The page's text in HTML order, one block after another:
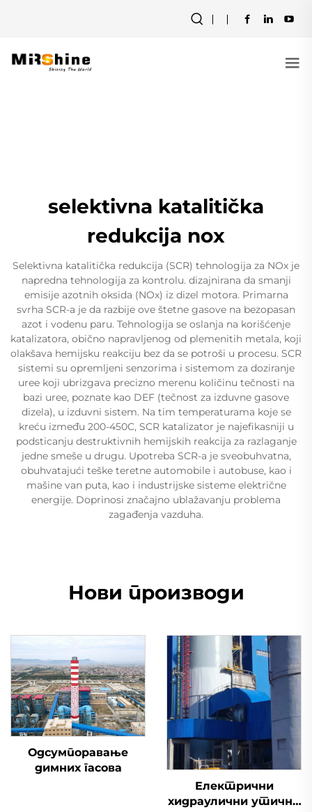
selektivna katalitička
redukcija nox
Selektivna katalitička redukcija (SCR) tehnologija za NOx je
napredna tehnologija za kontrolu. dizajnirana da smanji
emisije azotnih oksida (NOx) iz dizel motora. Primarna
svrha SCR-a je da razbije ove štetne gasove na bezopasan
azot i vodenu paru. Tehnologija se oslanja na korišćenje
katalizatora, obično napravljenog od plemenitih metala, koji
olakšava hemijsku reakciju bez da se potroši u procesu. SCR
sistemi su opremljeni senzorima i sistemom za doziranje
uree koji ubrizgava precizno merenu količinu tečnosti na
bazi uree, poznate kao DEF (tečnost za izduvne gasove
dizela), u izduvni sistem. Na tim temperaturama koje se
kreću između 200-450C, SCR katalizator je najefikasniji u
podsticanju destruktivnih hemijskih reakcija za razlaganje
jedne smeše u drugu. Upotreba SCR-a je sveobuhvatna,
obuhvatajući teške teretne automobile i autobuse, kao i
mašine van puta, kao i industrijske sisteme električne
energije. Doprinosi značajno ublažavanju problema
zagađenja vazduha.
Нови производи
Одсумпоравање
димних гасова
Електрични
хидраулични утични